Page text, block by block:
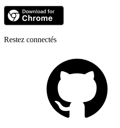
Restez connectés